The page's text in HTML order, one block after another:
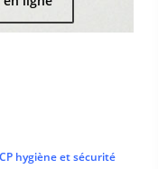
hygiène et sécurité